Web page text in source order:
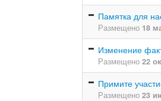
Памятка для
Размещено 18
Изменение
Размещено 22
Примите
Размещено 23